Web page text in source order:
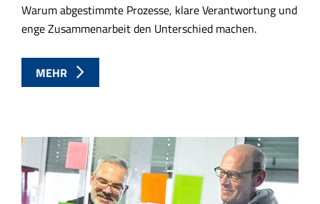
Warum abgestimmte Prozesse, klare Verantwortung und
enge Zusammenarbeit den Unterschied machen.
MEHR